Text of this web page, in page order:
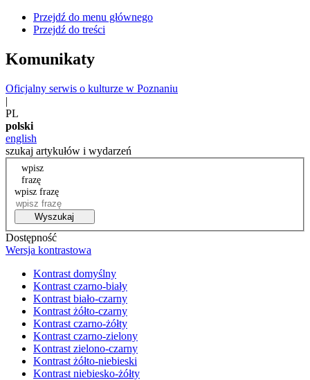
Przejdź do menu głównego
Przejdź do treści
Komunikaty
Oficjalny serwis o kulturze w Poznaniu
|
PL
polski
english
szukaj artykułów i wydarzeń
wpisz
frazę
wpisz frazę
Wyszukaj
Dostępność
Wersja kontrastowa
Kontrast domyślny
Kontrast czarno-biały
Kontrast biało-czarny
Kontrast żółto-czarny
Kontrast czarno-żółty
Kontrast czarno-zielony
Kontrast zielono-czarny
Kontrast żółto-niebieski
Kontrast niebiesko-żółty